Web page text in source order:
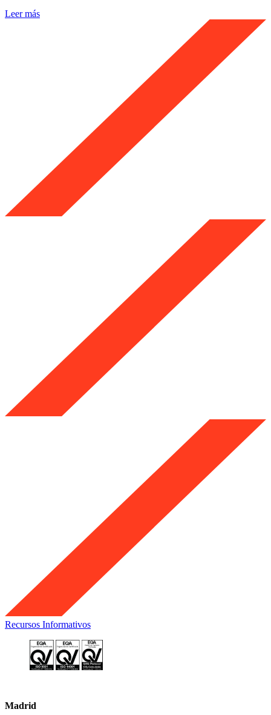
Leer más
Recursos Informativos
Madrid